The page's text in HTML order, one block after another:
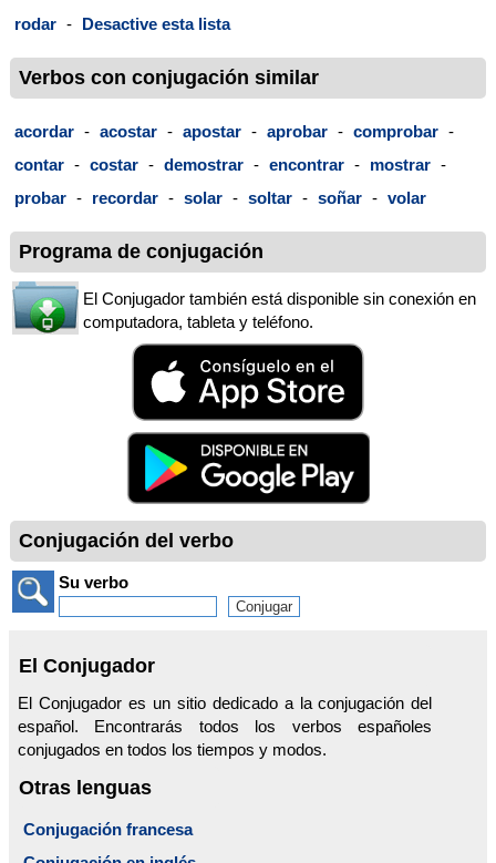
rodar - Desactive esta lista
Verbos con conjugación similar
acordar - acostar - apostar - aprobar - comprobar -
contar - costar - demostrar - encontrar - mostrar -
probar - recordar - solar - soltar - soñar - volar
Programa de conjugación
El Conjugador también está disponible sin conexión en
computadora, tableta y teléfono.
Conjugación del verbo
Su verbo
El Conjugador
El Conjugador es un sitio dedicado a la conjugación del
español. Encontrarás todos los verbos españoles
conjugados en todos los tiempos y modos.
Otras lenguas
Conjugación francesa